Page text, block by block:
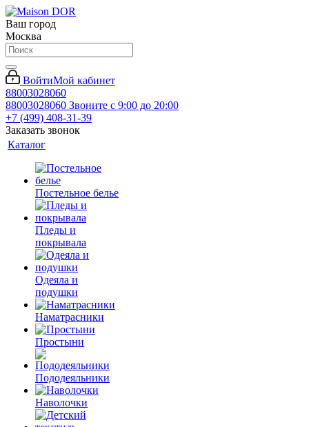
Ваш город
Москва
ВойтиМой кабинет
88003028060
88003028060 Звоните с 9:00 до 20:00
+7 (499) 408-31-39
Заказать звонок
Каталог
Постельное белье
Пледы и
покрывала
Одеяла и
подушки
Наматрасники
Простыни
Пододеяльники
Наволочки